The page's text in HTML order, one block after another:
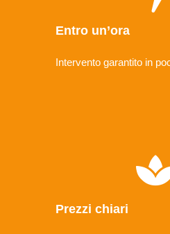
Entro un’ora
Intervento garantito in
Prezzi chiari